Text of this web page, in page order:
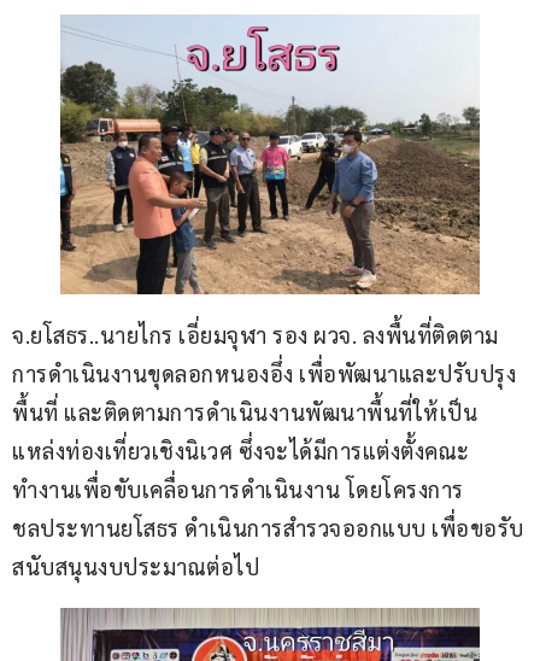
จ.ยโสธร..นายไกร เอี่ยมจุฬา รอง ผวจ. ลงพื้นที่ติดตาม
การดำเนินงานขุดลอกหนองอึ่ง เพื่อพัฒนาและปรับปรุง
พื้นที่ และติดตามการดำเนินงานพัฒนาพื้นที่ให้เป็น
แหล่งท่องเที่ยวเชิงนิเวศ ซึ่งจะได้มีการแต่งตั้งคณะ
ทำงานเพื่อขับเคลื่อนการดำเนินงาน โดยโครงการ
ชลประทานยโสธร ดำเนินการสำรวจออกแบบ เพื่อขอรับ
สนับสนุนงบประมาณต่อไป